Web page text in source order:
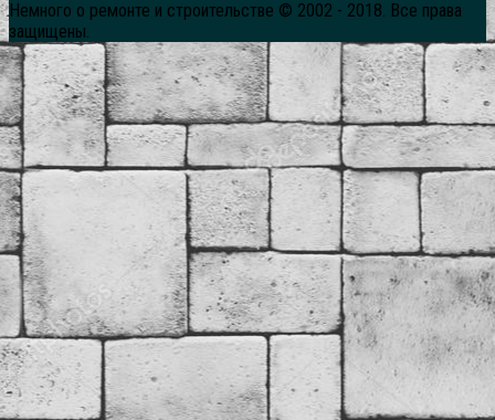
Немного о ремонте и строительстве © 2002 - 2018. Все права
защищены.